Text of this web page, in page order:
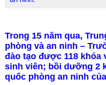
Trong 15 năm qua,
phòng và an ninh –
đào tạo được 118 khóa
sinh viên; bồi dưỡng 2
quốc phòng an ninh